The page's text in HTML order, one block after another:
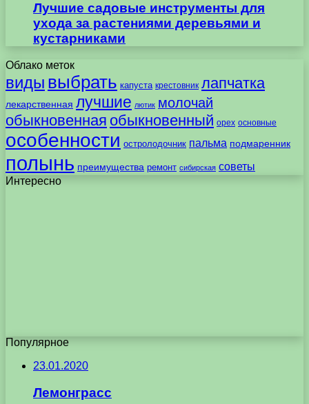
Лучшие садовые инструменты для
ухода за растениями деревьями и
кустарниками
Облако меток
виды выбрать капуста крестовник лапчатка
лекарственная лучшие лютик молочай
обыкновенная обыкновенный орех основные
особенности остролодочник пальма подмаренник
полынь преимущества ремонт сибирская советы
Интересно
Популярное
23.01.2020
Лемонграсс